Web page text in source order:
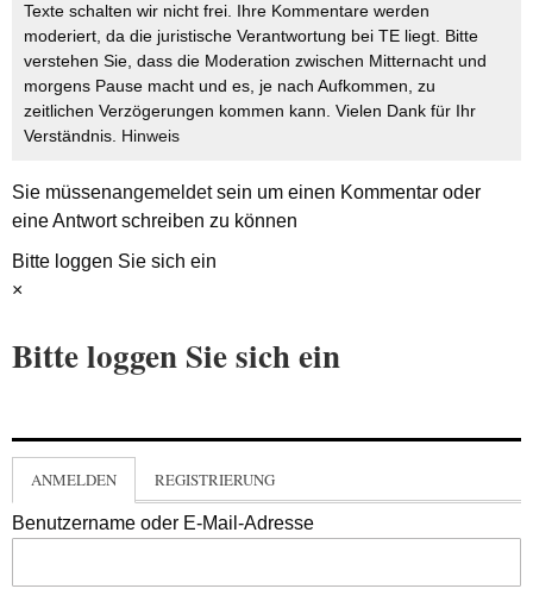
Texte schalten wir nicht frei. Ihre Kommentare werden
moderiert, da die juristische Verantwortung bei TE liegt. Bitte
verstehen Sie, dass die Moderation zwischen Mitternacht und
morgens Pause macht und es, je nach Aufkommen, zu
zeitlichen Verzögerungen kommen kann. Vielen Dank für Ihr
Verständnis. Hinweis
Sie müssenangemeldetsein um einen Kommentar oder
eine Antwort schreiben zu können
Bitte loggen Sie sich ein
×
Bitte loggen Sie sich ein
ANMELDEN REGISTRIERUNG
Benutzername oder E-Mail-Adresse